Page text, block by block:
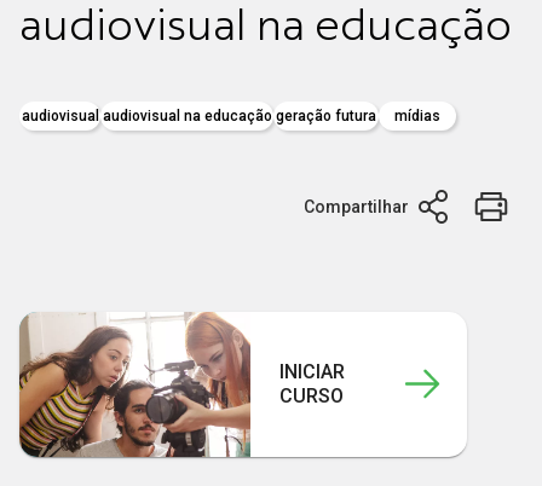
audiovisual na educação
audiovisual audiovisual na educação geração futura mídias
Compartilhar
INICIAR
CURSO